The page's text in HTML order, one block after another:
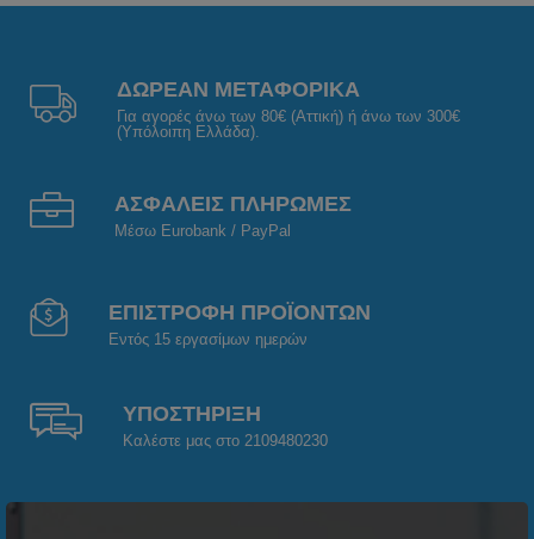
ΔΩΡΕΑΝ ΜΕΤΑΦΟΡΙΚΑ
Για αγορές άνω των 80€ (Αττική) ή άνω των 300€
(Υπόλοιπη Ελλάδα).
ΑΣΦΑΛΕΙΣ ΠΛΗΡΩΜΕΣ
Μέσω Eurobank / PayPal
ΕΠΙΣΤΡΟΦΗ ΠΡΟΪΟΝΤΩΝ
Εντός 15 εργασίμων ημερών
ΥΠΟΣΤΗΡΙΞΗ
Καλέστε μας στο 2109480230